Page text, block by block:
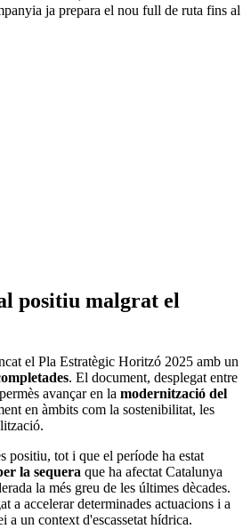
ja prepara el nou full de ruta fins al
positiu malgrat el
el Pla Estratègic Horitzó 2025 amb un
. El document, desplegat entre
avançar en la modernització del
en àmbits com la sostenibilitat, les
positiu, tot i que el període ha estat
la sequera que ha afectat Catalunya
la més greu de les últimes dècades.
a accelerar determinades actuacions i a
a un context d'escassetat hídrica.